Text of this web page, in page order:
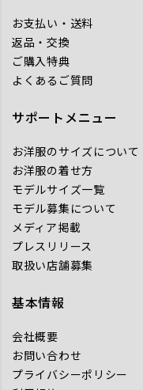
お支払い・送料
返品・交換
ご購入特典
よくあるご質問
サポートメニュー
お洋服のサイズについて
お洋服の着せ方
モデルサイズ一覧
モデル募集について
メディア掲載
プレスリリース
取扱い店舗募集
基本情報
会社概要
お問い合わせ
プライバシーポリシー